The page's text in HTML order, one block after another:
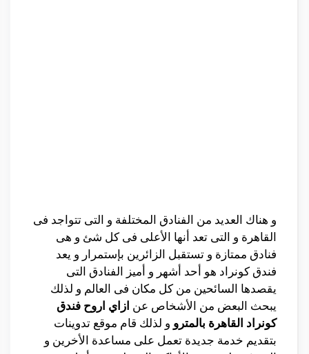
و هناك العديد من الفنادق المختلفة و التى تتواجد فى
القاهرة و التى تعد أنها الأعلى فى كل شئ و هى
فنادق ممتازة و تستقبل الزائرين بإستمرار و يعد
فندق كونراد هو أحد أشهر و أميز الفنادق التى
يقصدها السائحين من كل مكان فى العالم و لذلك
يبحث البعض من الأشخاص عن ازاي اروح فندق
كونراد القاهرة بالمترو و لذلك قام موقع تدوينات
بتقديم خدمة جديدة تعمل على مساعدة الأخرين و